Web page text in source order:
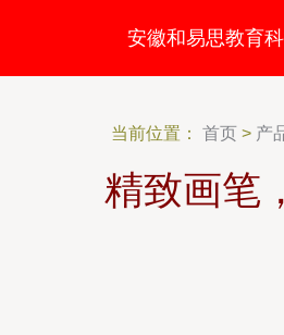
安徽和易思教育
当前位置： 首页 > 产
精致画笔